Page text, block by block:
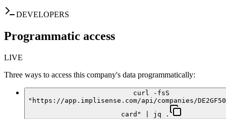
DEVELOPERS
Programmatic access
LIVE
Three ways to access this company's data programmatically:
curl -fsS
"https://app.implisense.com/api/companies/
card" | jq .